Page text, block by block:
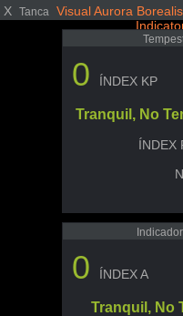
X Tanca
Visual Aurora
0 ÍNDEX KP
Tranquil, No
ÍNDEX
0 ÍNDEX A
Tranquil, No